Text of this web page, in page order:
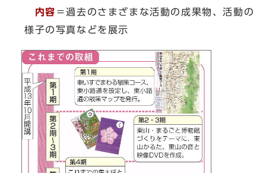
内容 ＝過去のさまざまな活動の成果物、活動の
様子の写真などを展示